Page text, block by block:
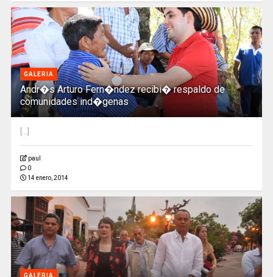
GALERIA
Andr�s Arturo Fern�ndez recibi� respaldo de
comunidades ind�genas
[...]
paul
0
14 enero, 2014
GALERIA